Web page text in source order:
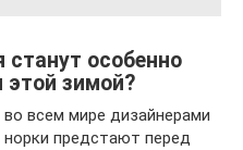
особенно
зимой?
всем мире дизайнерами
предстают перед